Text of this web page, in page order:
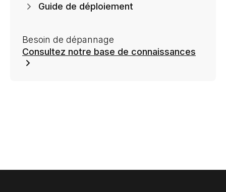
Guide de déploiement
Besoin de dépannage
Consultez notre base de connaissances